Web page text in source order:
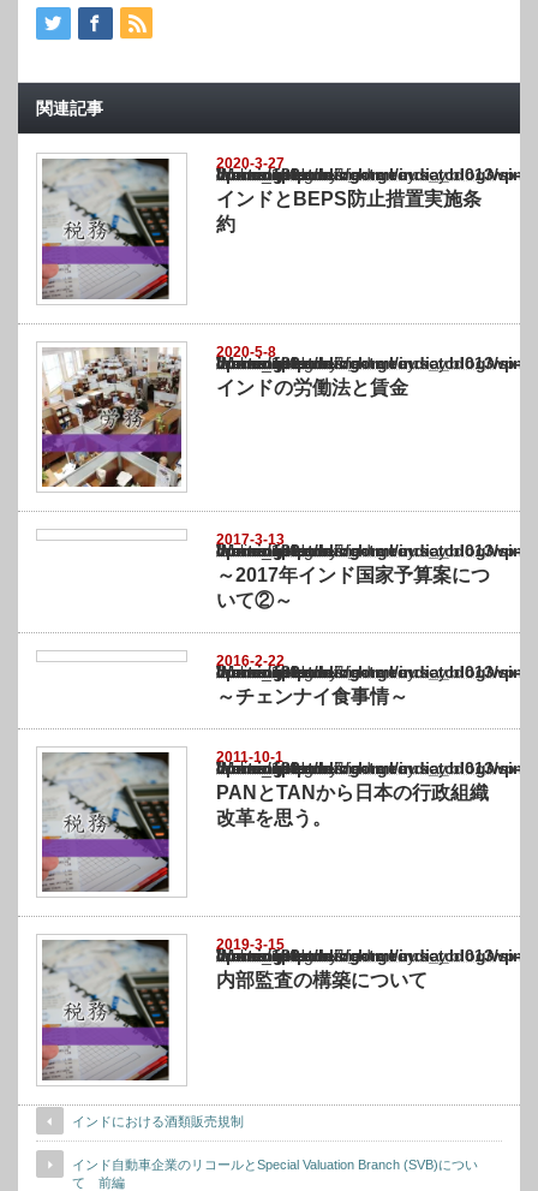
関連記事
2020-3-27
Warning
: Undefined array key "show_category" in
/home/netst/kuno-cpa.co.jp/public_html/india_blog/wp-content/themes/
on line183
インドとBEPS防止措置実施条
約
2020-5-8
Warning
: Undefined array key "show_category" in
/home/netst/kuno-cpa.co.jp/public_html/india_blog/wp-content/themes/
on line183
インドの労働法と賃金
2017-3-13
Warning
: Undefined array key "show_category" in
/home/netst/kuno-cpa.co.jp/public_html/india_blog/wp-content/themes/
on line183
～2017年インド国家予算案につ
いて②～
2016-2-22
Warning
: Undefined array key "show_category" in
/home/netst/kuno-cpa.co.jp/public_html/india_blog/wp-content/themes/
on line183
～チェンナイ食事情～
2011-10-1
Warning
: Undefined array key "show_category" in
/home/netst/kuno-cpa.co.jp/public_html/india_blog/wp-content/themes/
on line183
PANとTANから日本の行政組織
改革を思う。
2019-3-15
Warning
: Undefined array key "show_category" in
/home/netst/kuno-cpa.co.jp/public_html/india_blog/wp-content/themes/
on line183
内部監査の構築について
インドにおける酒類販売規制
インド自動車企業のリコールとSpecial Valuation Branch (SVB)につい
て 前編